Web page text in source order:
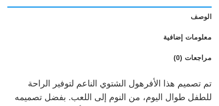
الوصف
معلومات إضافية
مراجعات (0)
تم تصميم هذا الأفرهول الشتوي الناعم لتوفير الراحة
للطفل طوال اليوم، من النوم إلى اللعب. بفضل تصميمه